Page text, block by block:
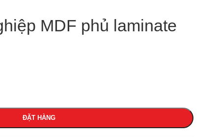
MDF phủ laminate
ĐẶT HÀNG